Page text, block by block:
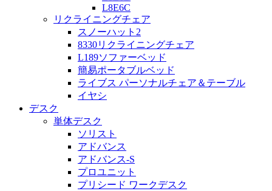
L8E6C
リクライニングチェア
スノーハット2
8330リクライニングチェア
L189ソファーベッド
簡易ポータブルベッド
ライブス パーソナルチェア＆テーブル
イヤシ
デスク
単体デスク
ソリスト
アドバンス
アドバンス-S
プロユニット
プリシード ワークデスク